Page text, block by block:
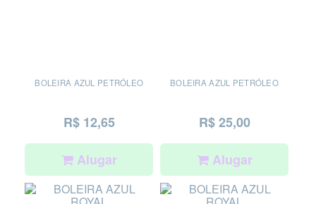
BOLEIRA AZUL PETRÓLEO
R$ 12,65
Alugar
BOLEIRA AZUL PETRÓLEO
R$ 25,00
Alugar